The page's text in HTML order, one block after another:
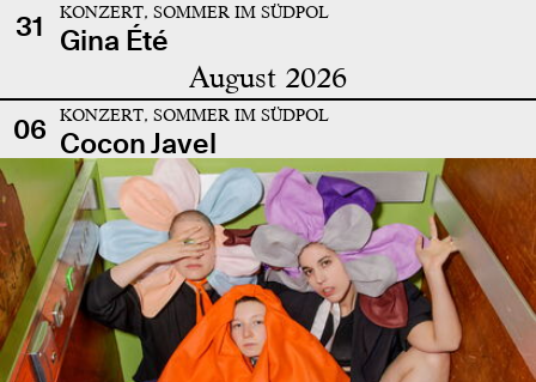
31
KONZERT, SOMMER IM SÜDPOL
Gina Été
August 2026
06 KONZERT, SOMMER IM SÜDPOL
Cocon Javel